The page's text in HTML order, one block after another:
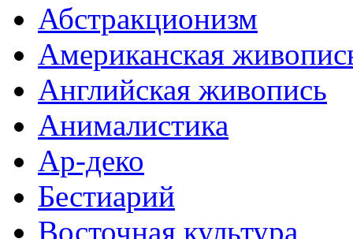
Абстракционизм
Американская
Английская живопись
Анималистика
Ар-деко
Бестиарий
Восточная культура